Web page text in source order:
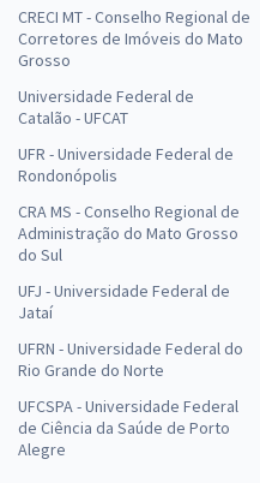
CRECI MT - Conselho Regional de
Corretores de Imóveis do Mato
Grosso
Universidade Federal de
Catalão - UFCAT
UFR - Universidade Federal de
Rondonópolis
CRA MS - Conselho Regional de
Administração do Mato Grosso
do Sul
UFJ - Universidade Federal de
Jataí
UFRN - Universidade Federal do
Rio Grande do Norte
UFCSPA - Universidade Federal
de Ciência da Saúde de Porto
Alegre